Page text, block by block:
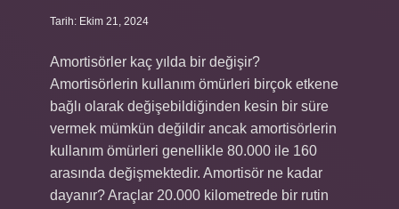
Tarih: Ekim 21, 2024
Amortisörler kaç yılda bir değişir?
Amortisörlerin kullanım ömürleri birçok etkene
bağlı olarak değişebildiğinden kesin bir süre
vermek mümkün değildir ancak amortisörlerin
kullanım ömürleri genellikle 80.000 ile 160
arasında değişmektedir. Amortisör ne kadar
dayanır? Araçlar 20.000 kilometrede bir rutin